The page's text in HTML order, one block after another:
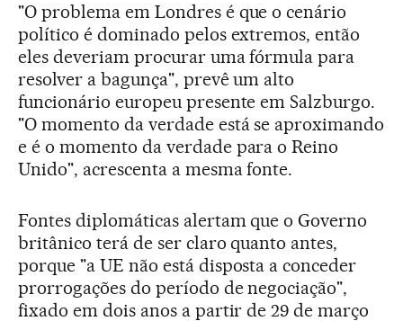
"O problema em Londres é que o cenário
político é dominado pelos extremos, então
eles deveriam procurar uma fórmula para
resolver a bagunça", prevê um alto
funcionário europeu presente em Salzburgo.
"O momento da verdade está se aproximando
e é o momento da verdade para o Reino
Unido", acrescenta a mesma fonte.
Fontes diplomáticas alertam que o Governo
britânico terá de ser claro quanto antes,
porque "a UE não está disposta a conceder
prorrogações do período de negociação",
fixado em dois anos a partir de 29 de março